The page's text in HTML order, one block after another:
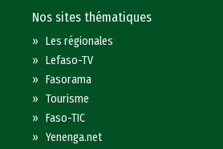
Nos sites thématiques
»Les régionales
»Lefaso-TV
»Fasorama
»Tourisme
»Faso-TIC
»Yenenga.net